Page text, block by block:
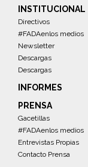
INSTITUCIONAL
Directivos
#FADAenlos medios
Newsletter
Descargas
Descargas
INFORMES
PRENSA
Gacetillas
#FADAenlos medios
Entrevistas Propias
Contacto Prensa